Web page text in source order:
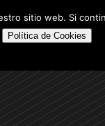
VENTA
ALQUILERES
sitio web. Si
Política de Cookies